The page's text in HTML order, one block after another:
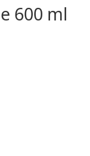
600 ml